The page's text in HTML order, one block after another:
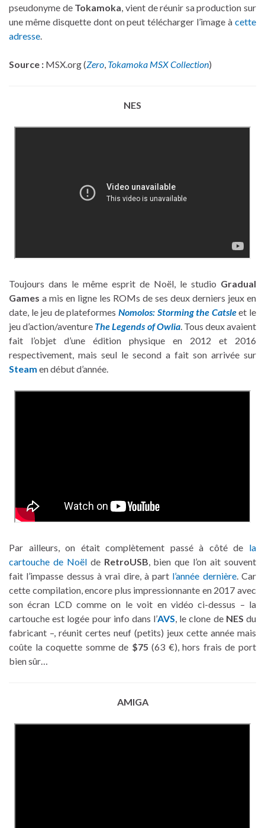
pseudonyme de Tokamoka, vient de réunir sa production sur
une même disquette dont on peut télécharger l’image à cette
adresse.
Source : MSX.org (Zero, Tokamoka MSX Collection)
NES
Toujours dans le même esprit de Noël, le studio Gradual
Games a mis en ligne les ROMs de ses deux derniers jeux en
date, le jeu de plateformes Nomolos: Storming the Catsleet le
jeu d’action/aventure The Legends of Owlia. Tous deux avaient
fait l’objet d’une édition physique en 2012 et 2016
respectivement, mais seul le second a fait son arrivée sur
Steam en début d’année.
Par ailleurs, on était complètement passé à côté de la
cartouche de Noëlde RetroUSB, bien que l’on ait souvent
fait l’impasse dessus à vrai dire, à part l’année dernière. Car
cette compilation, encore plus impressionnante en 2017 avec
son écran LCD comme on le voit en vidéo ci-dessus – la
cartouche est logée pour info dans l’AVS, le clone de NES du
fabricant –, réunit certes neuf (petits) jeux cette année mais
coûte la coquette somme de $75 (63 €), hors frais de port
bien sûr…
AMIGA